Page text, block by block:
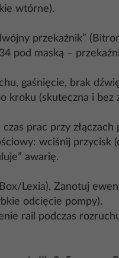
wtórne).
przekaźnik”
pod maską –
gaśnięcie, brak
kroku (skuteczna i bez
czas prac przy
wciśnij
awarię.
Lexia). Zanotuj
odcięcie pompy).
rail podczas